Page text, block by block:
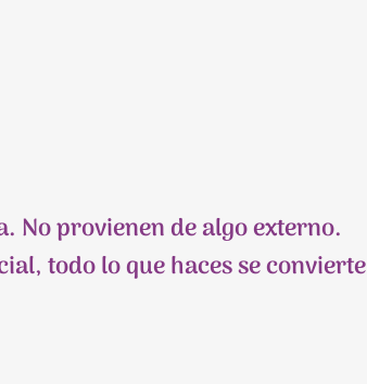
No provienen de algo externo.
todo lo que haces se convierte